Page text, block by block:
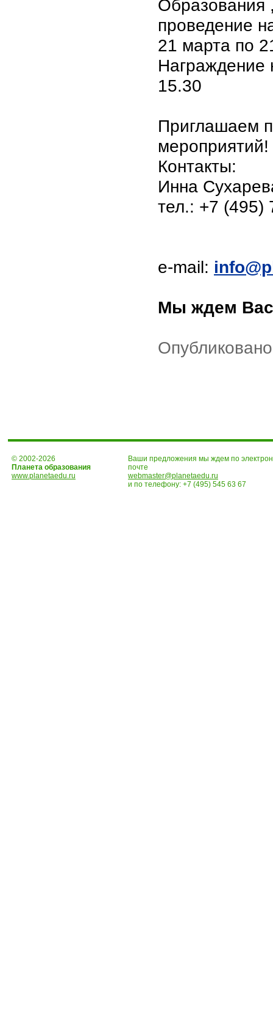
Образования
проведение
21 марта по
Награждение
15.30
Приглашаем
мероприятий!
Контакты:
Инна
тел.: +7 (495)
e-mail:
Мы ждем
© 2002-2026
Планета образования
www.planetaedu.ru
Ваши предложения мы ждем по
почте
webmaster@planetaedu.ru
и по телефону: +7 (495) 545 63 67